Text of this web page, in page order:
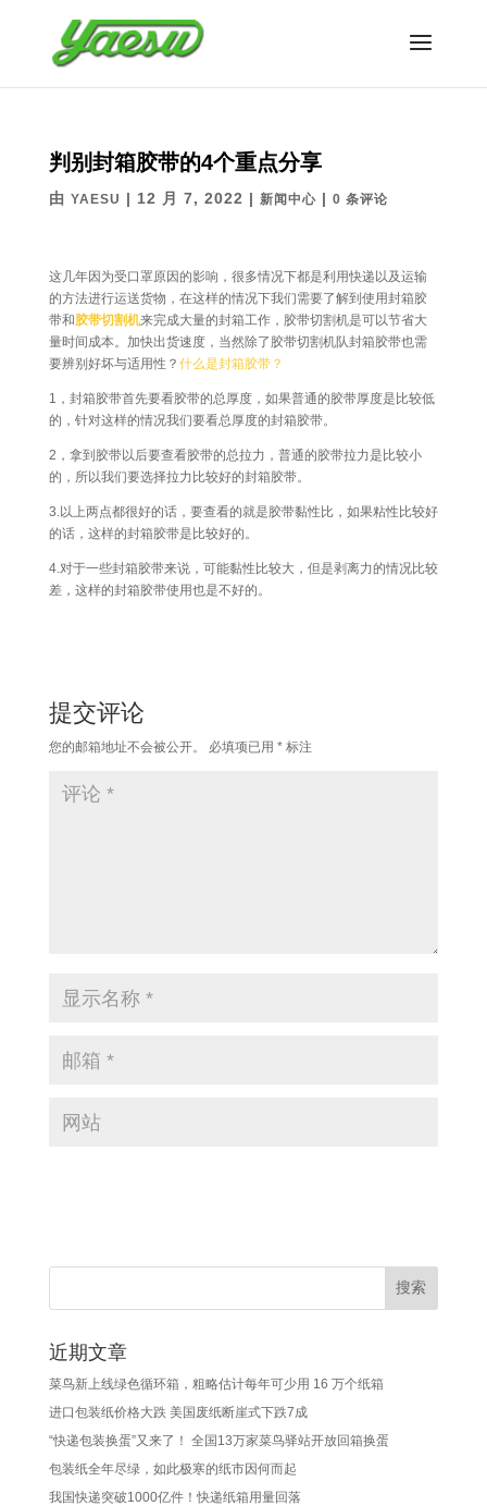
判别封箱胶带的4个重点分享
由 YAESU | 12 月 7, 2022 | 新闻中心 | 0 条评论
这几年因为受口罩原因的影响，很多情况下都是利用快递以及运输
的方法进行运送货物，在这样的情况下我们需要了解到使用封箱胶
带和胶带切割机来完成大量的封箱工作，胶带切割机是可以节省大
量时间成本。加快出货速度，当然除了胶带切割机队封箱胶带也需
要辨别好坏与适用性？ 什么是封箱胶带？
1，封箱胶带首先要看胶带的总厚度，如果普通的胶带厚度是比较低
的，针对这样的情况我们要看总厚度的封箱胶带。
2，拿到胶带以后要查看胶带的总拉力，普通的胶带拉力是比较小
的，所以我们要选择拉力比较好的封箱胶带。
3.以上两点都很好的话，要查看的就是胶带黏性比，如果粘性比较好
的话，这样的封箱胶带是比较好的。
4.对于一些封箱胶带来说，可能黏性比较大，但是剥离力的情况比较
差，这样的封箱胶带使用也是不好的。
提交评论
您的邮箱地址不会被公开。 必填项已用 *标注
近期文章
菜鸟新上线绿色循环箱，粗略估计每年可少用 16 万个纸箱
进口包装纸价格大跌 美国废纸断崖式下跌7成
“快递包装换蛋”又来了！ 全国13万家菜鸟驿站开放回箱换蛋
包装纸全年尽绿，如此极寒的纸市因何而起
我国快递突破1000亿件！快递纸箱用量回落